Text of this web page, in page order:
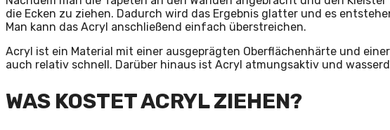
die Ecken zu ziehen. Dadurch wird das Ergebnis glatter und es
Man kann das Acryl anschließend einfach überstreichen.
Acryl ist ein Material mit einer ausgeprägten Oberflächenhärte und
auch relativ schnell. Darüber hinaus ist Acryl atmungsaktiv und
WAS KOSTET ACRYL ZIEHEN?